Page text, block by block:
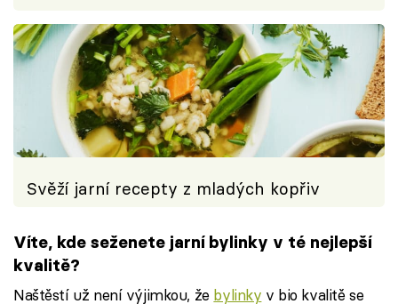
Svěží jarní recepty z mladých kopřiv
Víte, kde seženete jarní bylinky v té nejlepší
kvalitě?
Naštěstí už není výjimkou, že bylinky v bio kvalitě se